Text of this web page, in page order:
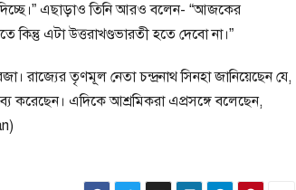
দিচ্ছে।” এছাড়াও তিনি আরও বলেন- “আজকের
কিন্তু এটা উত্তরাখণ্ডভারতী হতে দেবো না।”
রাজ্যের তৃণমূল নেতা চন্দ্রনাথ সিনহা জানিয়েছেন যে,
করেছেন। এদিকে আশ্রমিকরা এপ্রসঙ্গে বলেছেন,